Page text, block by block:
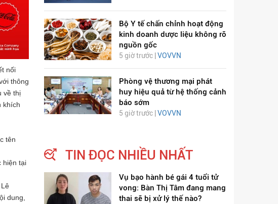
nối
thông
về thị
khích
tên
hiện tại
dung,
Bộ Y tế chấn chỉnh hoạt động
kinh doanh dược liệu không rõ
nguồn gốc
5 giờ trước | VOVVN
Phòng vệ thương mại phát
huy hiệu quả từ hệ thống cảnh
báo sớm
5 giờ trước | VOVVN
TIN ĐỌC NHIỀU NHẤT
Vụ bạo hành bé gái 4 tuổi tử
vong: Bàn Thị Tâm đang mang
thai sẽ bị xử lý thế nào?